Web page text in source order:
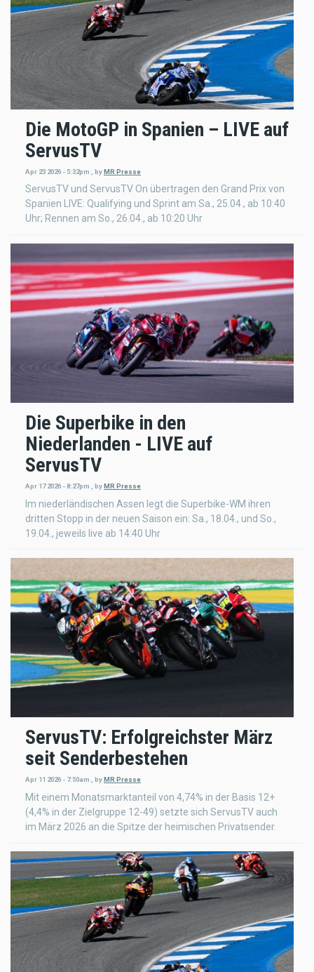
Die MotoGP in Spanien – LIVE auf
ServusTV
Apr 23 2026 - 5:32pm byMR Presse
ServusTV und ServusTV On übertragen den Grand Prix von
Spanien LIVE: Qualifying und Sprint am Sa., 25.04., ab 10:40
Uhr; Rennen am So., 26.04., ab 10:20 Uhr
Die Superbike in den
Niederlanden - LIVE auf
ServusTV
Apr 17 2026 - 8:27pm byMR Presse
Im niederländischen Assen legt die Superbike-WM ihren
dritten Stopp in der neuen Saison ein: Sa., 18.04., und So.,
19.04., jeweils live ab 14:40 Uhr
ServusTV: Erfolgreichster März
seit Senderbestehen
Apr 11 2026 - 7:50am byMR Presse
Mit einem Monatsmarktanteil von 4,74% in der Basis 12+
(4,4% in der Zielgruppe 12-49) setzte sich ServusTV auch
im März 2026 an die Spitze der heimischen Privatsender.